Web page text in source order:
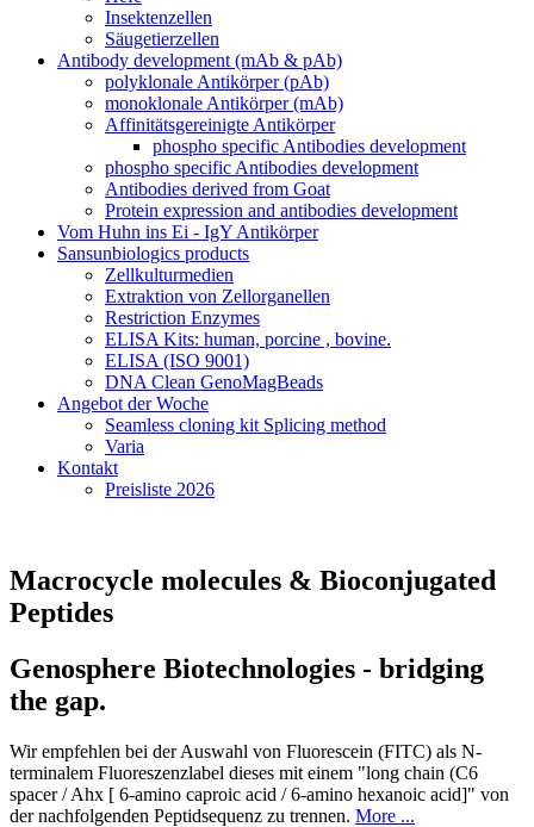
Insektenzellen
Säugetierzellen
Antibody development (mAb & pAb)
polyklonale Antikörper (pAb)
monoklonale Antikörper (mAb)
Affinitätsgereinigte Antikörper
phospho specific Antibodies development
phospho specific Antibodies development
Antibodies derived from Goat
Protein expression and antibodies development
Vom Huhn ins Ei - IgY Antikörper
Sansunbiologics products
Zellkulturmedien
Extraktion von Zellorganellen
Restriction Enzymes
ELISA Kits: human, porcine , bovine.
ELISA (ISO 9001)
DNA Clean GenoMagBeads
Angebot der Woche
Seamless cloning kit Splicing method
Varia
Kontakt
Preisliste 2026
Macrocycle molecules & Bioconjugated
Peptides
Genosphere Biotechnologies - bridging
the gap.
Wir empfehlen bei der Auswahl von Fluorescein (FITC) als N-
terminalem Fluoreszenzlabel dieses mit einem "long chain (C6
spacer / Ahx [ 6-amino caproic acid / 6-amino hexanoic acid]" von
der nachfolgenden Peptidsequenz zu trennen. More ...